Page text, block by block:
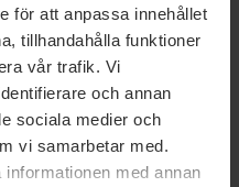
för att anpassa innehållet
tillhandahålla funktioner
vår trafik. Vi
och annan
sociala medier och
vi samarbetar med.
med annan